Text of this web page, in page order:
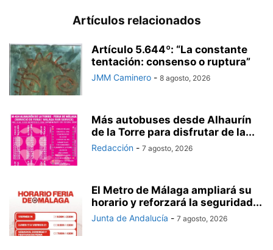
Artículos relacionados
Artículo 5.644º: “La constante
tentación: consenso o ruptura”
JMM Caminero - 8 agosto, 2026
Más autobuses desde Alhaurín
de la Torre para disfrutar de la...
Redacción - 7 agosto, 2026
El Metro de Málaga ampliará su
horario y reforzará la seguridad...
Junta de Andalucía - 7 agosto, 2026